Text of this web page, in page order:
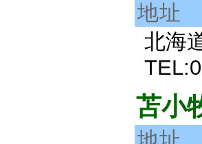
地址
北海
苫小
地址